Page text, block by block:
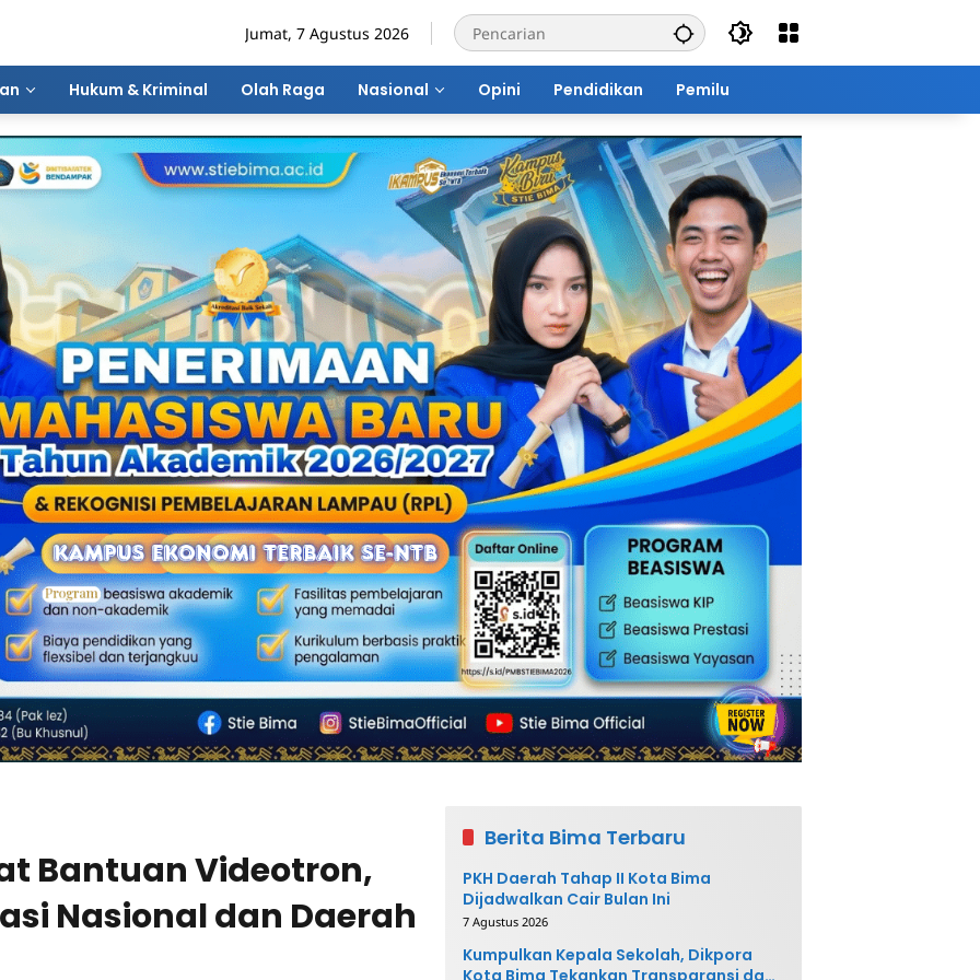
Jumat, 7 Agustus 2026
Hukum & Kriminal Olah Raga Nasional Opini Pendidikan Pemilu
Bantuan Videotron,
Nasional dan Daerah
Berita Bima Terbaru
PKH Daerah Tahap II Kota Bima
Dijadwalkan Cair Bulan Ini
7 Agustus 2026
Kumpulkan Kepala Sekolah, Dikpora
Kota Bima Tekankan Transparansi dan